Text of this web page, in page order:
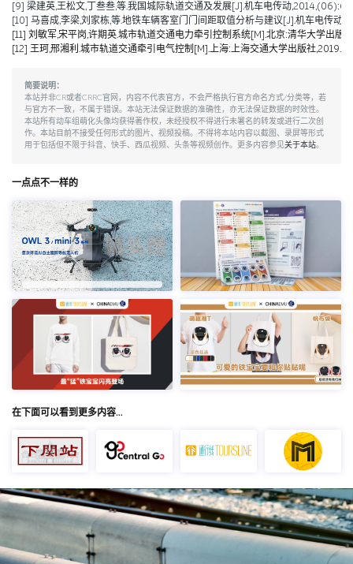
[9] 梁建英,王松文,丁叁叁,等.我国城际轨道交通及发展[J].机车电传动,2014,(06):6-
[10] 马喜成,李梁,刘家栋,等.地铁车辆客室门门间距取值分析与建议[J].机车电传动
[11] 刘敏军,宋平岗,许期英.城市轨道交通电力牵引控制系统[M].北京:清华大学出版
[12] 王珂,邢湘利.城市轨道交通牵引电气控制[M].上海:上海交通大学出版社,2019.
简要说明：
本站并非CR或者CRRC官网，内容不代表官方，不会严格执行官方命名方式/分类等，若
与官方不一致，不属于错误。本站无法保证数据的准确性，亦无法保证数据的时效性。
本站所有动车组萌化头像均获得著作权，未经授权不得进行未署名的转发或进行二次创
作。本站目前不接受任何形式的图片、视频投稿。不得将本站内容以截图、录屏等形式
用于包括但不限于抖音、快手、西瓜视频、头条等视频创作。更多内容参见关于本站。
一点点不一样的
在下面可以看到更多内容…